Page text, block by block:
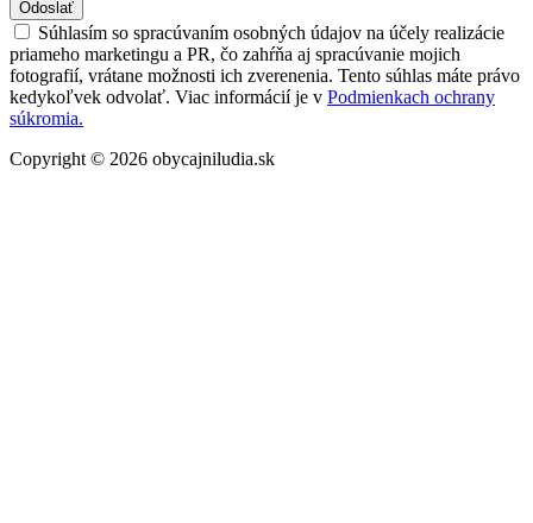
Odoslať
Súhlasím so spracúvaním osobných údajov na účely realizácie
priameho marketingu a PR, čo zahŕňa aj spracúvanie mojich
fotografií, vrátane možnosti ich zverenenia. Tento súhlas máte právo
kedykoľvek odvolať. Viac informácií je v Podmienkach ochrany
súkromia.
Copyright © 2026 obycajniludia.sk